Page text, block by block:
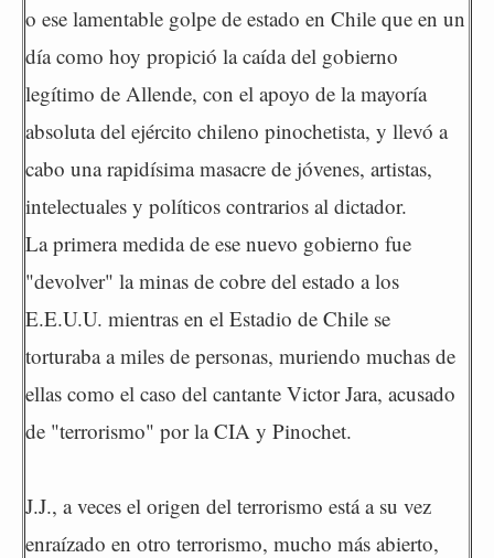
o ese lamentable golpe de estado en Chile que en un
día como hoy propició la caída del gobierno
legítimo de Allende, con el apoyo de la mayoría
absoluta del ejército chileno pinochetista, y llevó a
cabo una rapidísima masacre de jóvenes, artistas,
intelectuales y políticos contrarios al dictador.
La primera medida de ese nuevo gobierno fue
"devolver" la minas de cobre del estado a los
E.E.U.U. mientras en el Estadio de Chile se
torturaba a miles de personas, muriendo muchas de
ellas como el caso del cantante Victor Jara, acusado
de "terrorismo" por la CIA y Pinochet.
J.J., a veces el origen del terrorismo está a su vez
enraízado en otro terrorismo, mucho más abierto,